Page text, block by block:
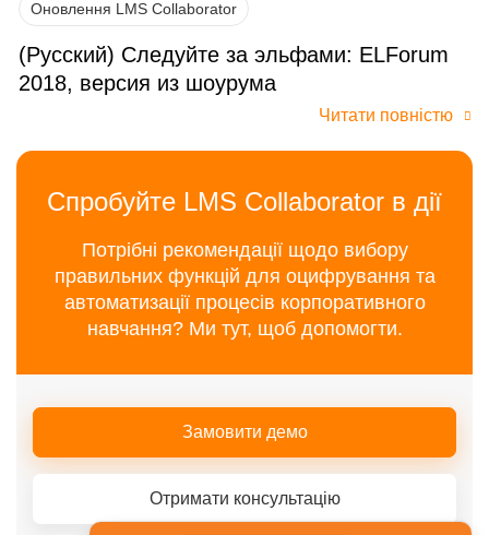
Оновлення LMS Collaborator
(Русский) Следуйте за эльфами: ELForum
2018, версия из шоурума
Читати повністю
Спробуйте LMS Collaborator в дії
Потрібні рекомендації щодо вибору
правильних функцій для оцифрування та
автоматизації процесів корпоративного
навчання? Ми тут, щоб допомогти.
Замовити демо
Отримати консультацію